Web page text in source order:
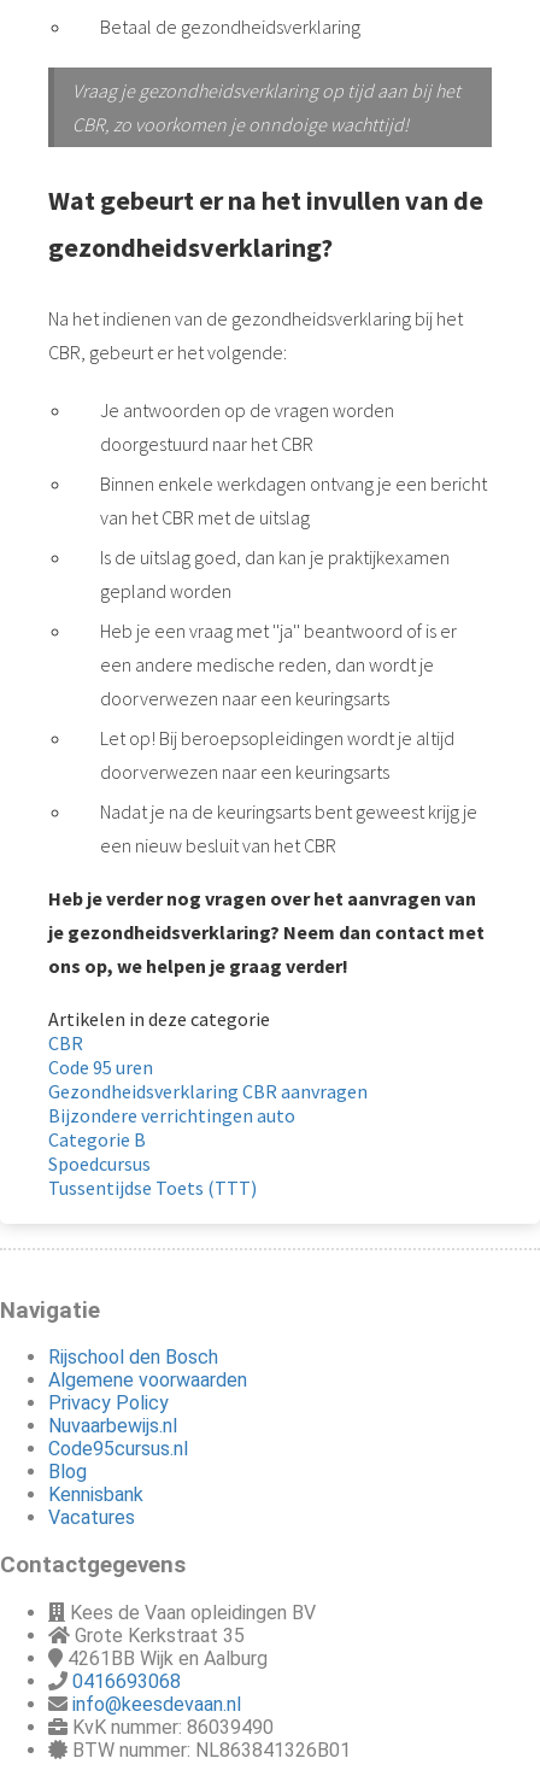
Betaal de gezondheidsverklaring
Vraag je gezondheidsverklaring op tijd aan bij het
CBR, zo voorkomen je onndoige wachttijd!
Wat gebeurt er na het invullen van de
gezondheidsverklaring?
Na het indienen van de gezondheidsverklaring bij het
CBR, gebeurt er het volgende:
Je antwoorden op de vragen worden
doorgestuurd naar het CBR
Binnen enkele werkdagen ontvang je een bericht
van het CBR met de uitslag
Is de uitslag goed, dan kan je praktijkexamen
gepland worden
Heb je een vraag met ''ja'' beantwoord of is er
een andere medische reden, dan wordt je
doorverwezen naar een keuringsarts
Let op! Bij beroepsopleidingen wordt je altijd
doorverwezen naar een keuringsarts
Nadat je na de keuringsarts bent geweest krijg je
een nieuw besluit van het CBR
Heb je verder nog vragen over het aanvragen van
je gezondheidsverklaring? Neem dan contact met
ons op, we helpen je graag verder!
Artikelen in deze categorie
CBR
Code 95 uren
Gezondheidsverklaring CBR aanvragen
Bijzondere verrichtingen auto
Categorie B
Spoedcursus
Tussentijdse Toets (TTT)
Navigatie
Rijschool den Bosch
Algemene voorwaarden
Privacy Policy
Nuvaarbewijs.nl
Code95cursus.nl
Blog
Kennisbank
Vacatures
Contactgegevens
Kees de Vaan opleidingen BV
Grote Kerkstraat 35
4261BB Wijk en Aalburg
0416693068
info@keesdevaan.nl
KvK nummer: 86039490
BTW nummer: NL863841326B01